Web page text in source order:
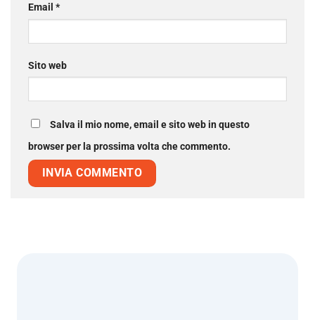
Email*
Sito web
Salva il mio nome, email e sito web in questo
browser per la prossima volta che commento.